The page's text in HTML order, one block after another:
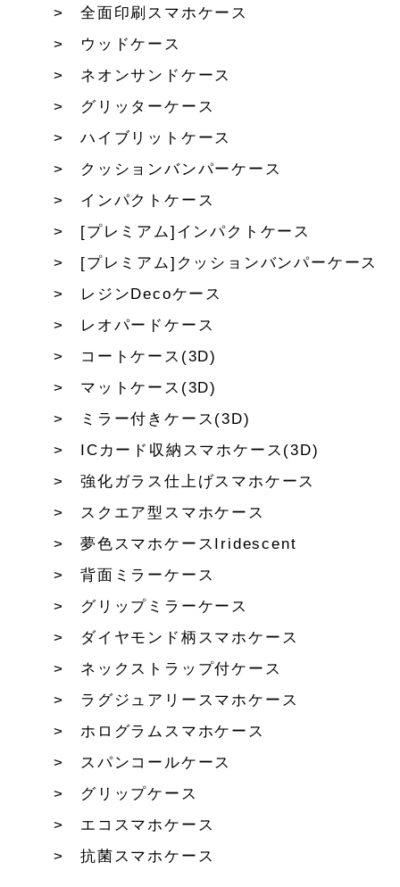
全面印刷スマホケース
ウッドケース
ネオンサンドケース
グリッターケース
ハイブリットケース
クッションバンパーケース
インパクトケース
[プレミアム]インパクトケース
[プレミアム]クッションバンパーケース
レジンDecoケース
レオパードケース
コートケース(3D)
マットケース(3D)
ミラー付きケース(3D)
ICカード収納スマホケース(3D)
強化ガラス仕上げスマホケース
スクエア型スマホケース
夢色スマホケースIridescent
背面ミラーケース
グリップミラーケース
ダイヤモンド柄スマホケース
ネックストラップ付ケース
ラグジュアリースマホケース
ホログラムスマホケース
スパンコールケース
グリップケース
エコスマホケース
抗菌スマホケース